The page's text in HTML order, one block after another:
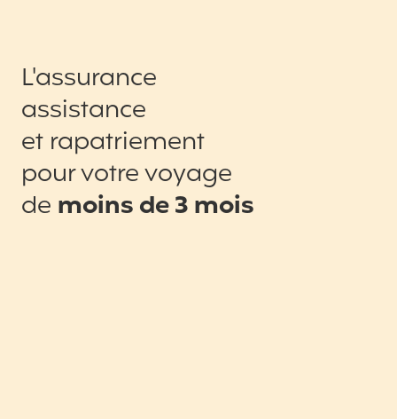
L'assurance
assistance
et rapatriement
pour votre voyage
de moins de 3 mois